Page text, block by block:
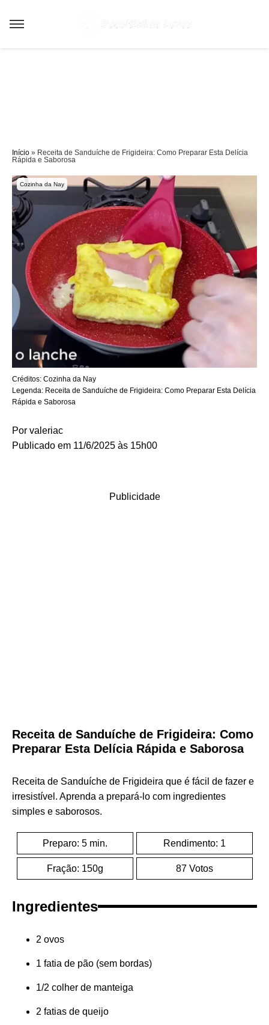
Início » Receita de Sanduíche de Frigideira: Como Preparar Esta Delícia
Rápida e Saborosa
Cozinha da Nay
Créditos: Cozinha da Nay
Legenda: Receita de Sanduíche de Frigideira: Como Preparar Esta Delícia
Rápida e Saborosa
Por valeriac
Publicado em 11/6/2025 às 15h00
Publicidade
Receita de Sanduíche de Frigideira: Como
Preparar Esta Delícia Rápida e Saborosa
Receita de Sanduíche de Frigideira que é fácil de fazer e
irresistível. Aprenda a prepará-lo com ingredientes
simples e saborosos.
Preparo: 5 min. Rendimento: 1
Fração: 150g 87 Votos
Ingredientes
2 ovos
1 fatia de pão (sem bordas)
1/2 colher de manteiga
2 fatias de queijo